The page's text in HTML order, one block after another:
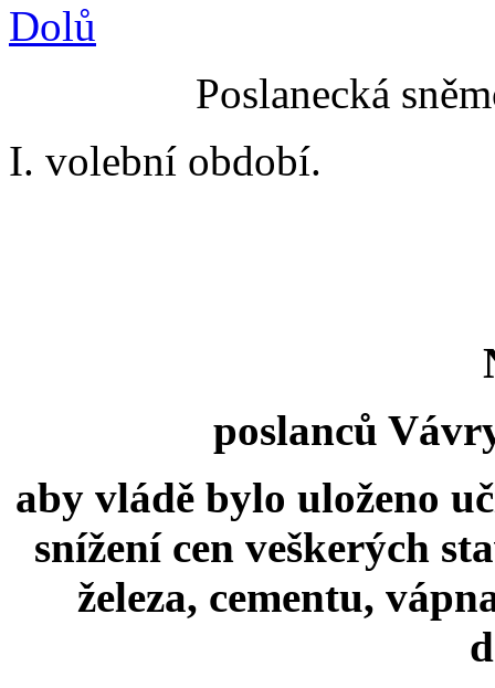
Dolů
Poslanecká
I. volební období.
poslanců
aby vládě bylo uloženo
snížení cen veškerých
železa, cementu,